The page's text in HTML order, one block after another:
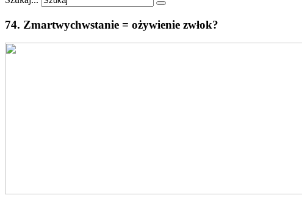
74. Zmartwychwstanie = ożywienie zwłok?